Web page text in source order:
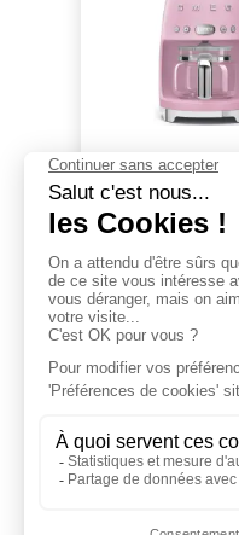
Cafetière SMEG
199,90€
dont1,37€d'éco-part
BESOIN D'AIDE ?
TROUVEZ-